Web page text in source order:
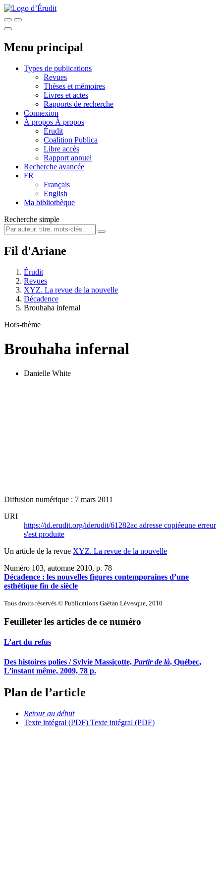
Menu principal
Types de publications
Revues
Thèses et mémoires
Livres et actes
Rapports de recherche
Connexion
À propos À propos
Érudit
Coalition Publica
Libre accès
Rapport annuel
Recherche avancée
FR
Français
English
Ma bibliothèque
Recherche simple
Fil d'Ariane
Érudit
Revues
XYZ. La revue de la nouvelle
Décadence
Brouhaha infernal
Hors-thème
Brouhaha infernal
Danielle White
Diffusion numérique : 7 mars 2011
URI
https://id.erudit.org/iderudit/61282ac adresse copiéeune erreur
s'est produite
Un article de la revue XYZ. La revue de la nouvelle
Numéro 103, automne 2010, p. 78
Décadence : les nouvelles figures contemporaines d’une
esthétique fin de siècle
Tous droits réservés © Publications Gaëtan Lévesque, 2010
Feuilleter les articles de ce numéro
L’art du refus
Des histoires polies / Sylvie Massicotte, Partir de là, Québec,
L’instant même, 2009, 78 p.
Plan de l’article
Retour au début
Texte intégral (PDF) Texte intégral (PDF)